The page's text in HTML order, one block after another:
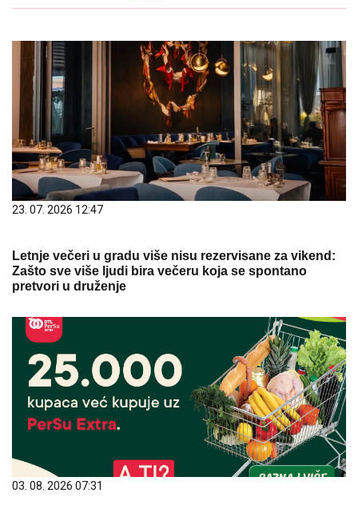
23. 07. 2026 12:47
Letnje večeri u gradu više nisu rezervisane za vikend:
Zašto sve više ljudi bira večeru koja se spontano
pretvori u druženje
03. 08. 2026 07:31